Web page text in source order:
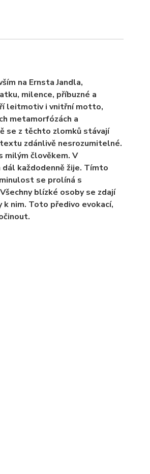
na Ernsta Jandla,
milence, příbuzné a
leitmotiv i vnitřní motto,
metamorfózách a
se z těchto zlomků stávají
zdánlivě nesrozumitelné.
milým člověkem. V
každodenně žije. Tímto
se prolíná s
blízké osoby se zdají
k nim. Toto předivo evokací,